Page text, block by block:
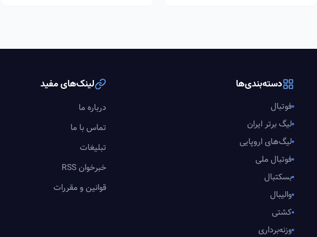
دسته‌بندی‌ها
فوتبال
لیگ برتر ایران
لیگ‌های اروپایی
فوتبال ملی
بسکتبال
والیبال
کشتی
وزنه‌برداری
لینک‌های مفید
درباره ما
تماس با ما
تبلیغات
خبرخوان RSS
قوانین و مقررات